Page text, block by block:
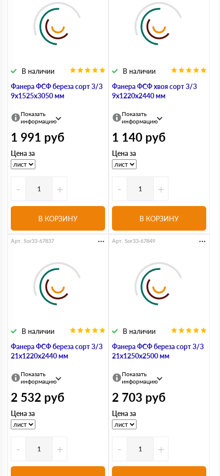
Фанера ФСФ береза сорт 3/3
9х1525х3050 мм
В наличии
Показать
информацию
1 991 руб
Цена за
- +
В КОРЗИНУ
Фанера ФСФ хвоя сорт 3/3
9х1220х2440 мм
В наличии
Показать
информацию
1 140 руб
Цена за
- +
В КОРЗИНУ
Фанера ФСФ береза сорт 3/3
21х1220х2440 мм
В наличии
Арт. Sor33-67837
Показать
информацию
2 532 руб
Цена за
- +
Фанера ФСФ береза сорт 3/3
21х1250х2500 мм
В наличии
Арт. Sor33-67849
Показать
информацию
2 703 руб
Цена за
- +